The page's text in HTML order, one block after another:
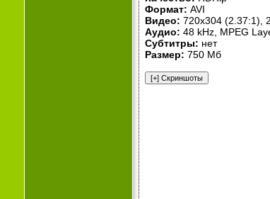
Формат: AVI
Видео: 720x304 (2.37:1),
Аудио: 48 kHz, MPEG
Субтитры: нет
Размер: 750 Мб